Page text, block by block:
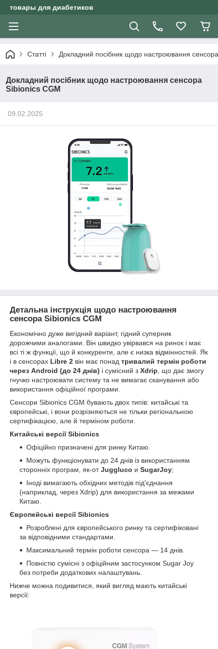
товары для диабетиков
Статті Докладний посібник щодо настроювання
Докладний посібник щодо настроювання сенсора
Sibionics CGM
09.02.2025
Детальна інструкція щодо настроювання
сенсора Sibionics CGM
Економічно дуже вигідний варіант, гідний суперник
дорожчими аналогами. Він швидко увірвався на ринок і має
всі ті ж функції, що й конкуренти, але є низка відмінностей. Як
і в сенсорах Libre 2 він має понад тривалий термін роботи
через Android (до 24 днів) і сумісний з Xdrip , що дає змогу
гнучко настроювати систему та не вимагає сканування або
використання офіційної програми.
Сенсори Sibionics CGM бувають двох типів: китайські та
європейські, і вони розрізняються не тільки регіональною
сертифікацією, але й терміном роботи.
Китайські версії Sibionics
Офіційно призначені для ринку Китаю.
Можуть функціонувати до 24 днів із використанням
сторонніх програм, як-отJuggluco и SugarJoy;
Іноді вимагають обхідних методів під'єднання
(наприклад, через Xdrip) для використання за межами
Китаю.
Європейські версії Sibionics
Розроблені для європейського ринку та сертифіковані
за відповідними стандартами.
Максимальний термін роботи сенсора — 14 днів.
Повністю сумісні з офіційним застосунком Sugar Joy
без потреби додаткових налаштувань.
Нижче можна подивитися, який вигляд мають китайські
версії: